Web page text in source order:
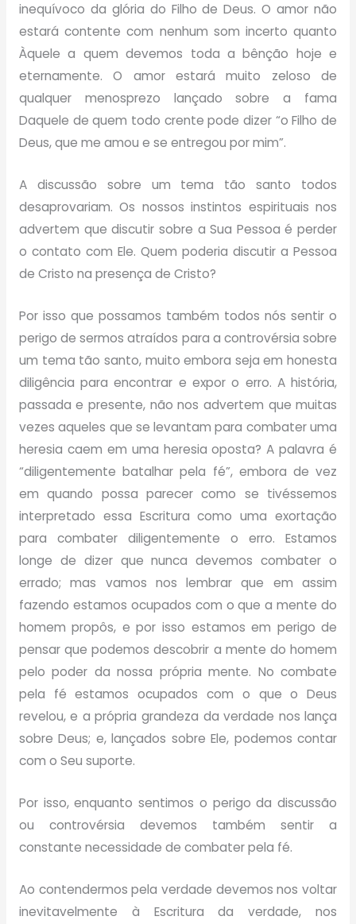
inequívoco da glória do Filho de Deus. O amor não
estará contente com nenhum som incerto quanto
Àquele a quem devemos toda a bênção hoje e
eternamente. O amor estará muito zeloso de
qualquer menosprezo lançado sobre a fama
Daquele de quem todo crente pode dizer “o Filho de
Deus, que me amou e se entregou por mim”.
A discussão sobre um tema tão santo todos
desaprovariam. Os nossos instintos espirituais nos
advertem que discutir sobre a Sua Pessoa é perder
o contato com Ele. Quem poderia discutir a Pessoa
de Cristo na presença de Cristo?
Por isso que possamos também todos nós sentir o
perigo de sermos atraídos para a controvérsia sobre
um tema tão santo, muito embora seja em honesta
diligência para encontrar e expor o erro. A história,
passada e presente, não nos advertem que muitas
vezes aqueles que se levantam para combater uma
heresia caem em uma heresia oposta? A palavra é
“diligentemente batalhar pela fé”, embora de vez
em quando possa parecer como se tivéssemos
interpretado essa Escritura como uma exortação
para combater diligentemente o erro. Estamos
longe de dizer que nunca devemos combater o
errado; mas vamos nos lembrar que em assim
fazendo estamos ocupados com o que a mente do
homem propôs, e por isso estamos em perigo de
pensar que podemos descobrir a mente do homem
pelo poder da nossa própria mente. No combate
pela fé estamos ocupados com o que o Deus
revelou, e a própria grandeza da verdade nos lança
sobre Deus; e, lançados sobre Ele, podemos contar
com o Seu suporte.
Por isso, enquanto sentimos o perigo da discussão
ou controvérsia devemos também sentir a
constante necessidade de combater pela fé.
Ao contendermos pela verdade devemos nos voltar
inevitavelmente à Escritura da verdade, nos